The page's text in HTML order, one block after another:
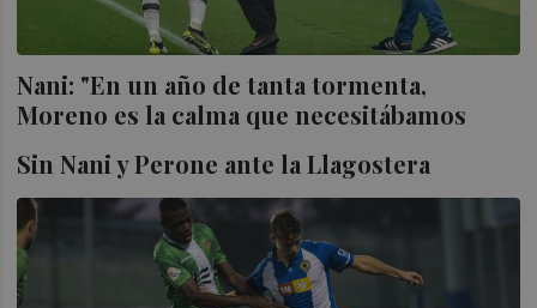
Nani: "En un año de tanta tormenta,
Moreno es la calma que necesitábamos
Sin Nani y Perone ante la Llagostera